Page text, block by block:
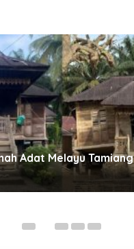
Adat Melayu Tamiang